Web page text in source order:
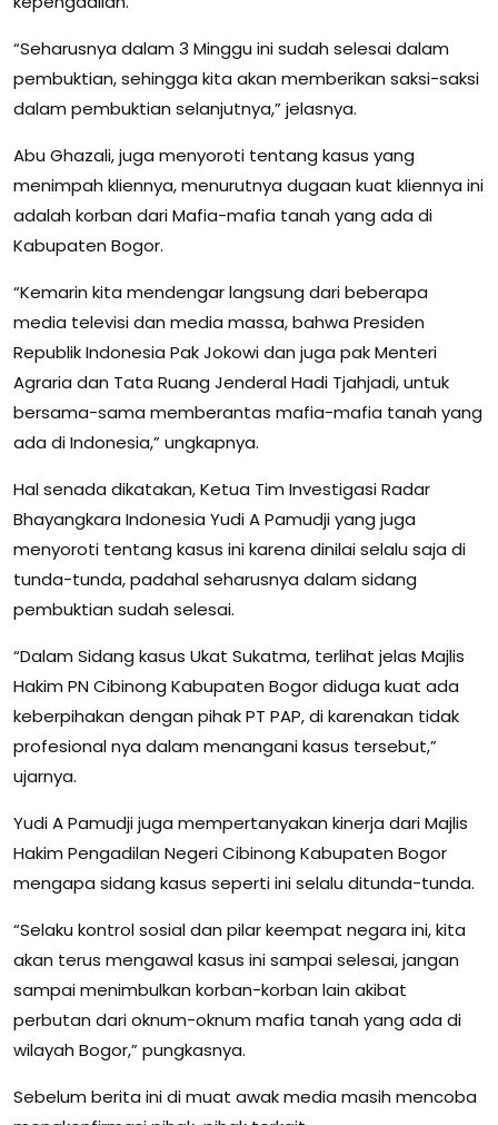
“Seharusnya dalam 3 Minggu ini sudah selesai dalam
pembuktian, sehingga kita akan memberikan saksi-saksi
dalam pembuktian selanjutnya,” jelasnya.
Abu Ghazali, juga menyoroti tentang kasus yang
menimpah kliennya, menurutnya dugaan kuat kliennya ini
adalah korban dari Mafia-mafia tanah yang ada di
Kabupaten Bogor.
“Kemarin kita mendengar langsung dari beberapa
media televisi dan media massa, bahwa Presiden
Republik Indonesia Pak Jokowi dan juga pak Menteri
Agraria dan Tata Ruang Jenderal Hadi Tjahjadi, untuk
bersama-sama memberantas mafia-mafia tanah yang
ada di Indonesia,” ungkapnya.
Hal senada dikatakan, Ketua Tim Investigasi Radar
Bhayangkara Indonesia Yudi A Pamudji yang juga
menyoroti tentang kasus ini karena dinilai selalu saja di
tunda-tunda, padahal seharusnya dalam sidang
pembuktian sudah selesai.
“Dalam Sidang kasus Ukat Sukatma, terlihat jelas Majlis
Hakim PN Cibinong Kabupaten Bogor diduga kuat ada
keberpihakan dengan pihak PT PAP, di karenakan tidak
profesional nya dalam menangani kasus tersebut,”
ujarnya.
Yudi A Pamudji juga mempertanyakan kinerja dari Majlis
Hakim Pengadilan Negeri Cibinong Kabupaten Bogor
mengapa sidang kasus seperti ini selalu ditunda-tunda.
“Selaku kontrol sosial dan pilar keempat negara ini, kita
akan terus mengawal kasus ini sampai selesai, jangan
sampai menimbulkan korban-korban lain akibat
perbutan dari oknum-oknum mafia tanah yang ada di
wilayah Bogor,” pungkasnya.
Sebelum berita ini di muat awak media masih mencoba